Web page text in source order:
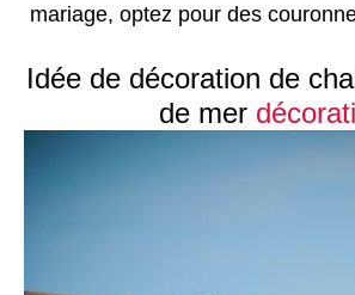
mariage, optez pour des
Idée de décoration de
de mer